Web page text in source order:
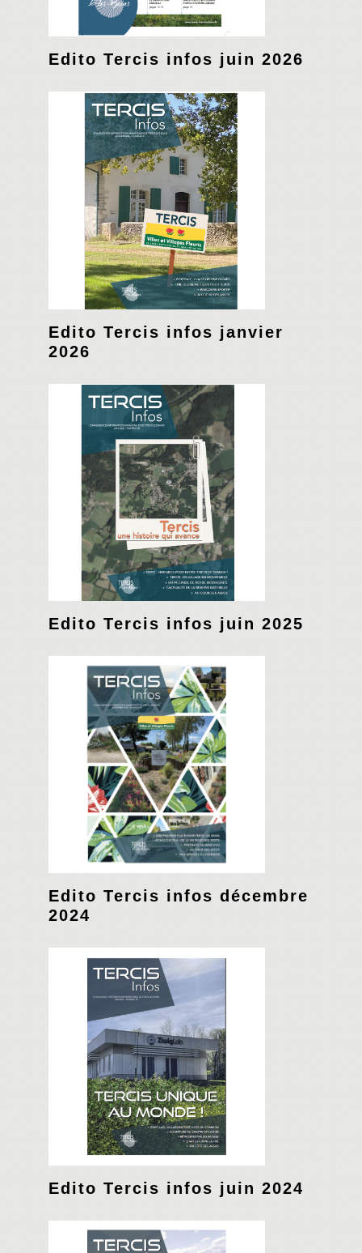
Edito Tercis infos juin 2026
Edito Tercis infos janvier
2026
Edito Tercis infos juin 2025
Edito Tercis infos décembre
2024
Edito Tercis infos juin 2024